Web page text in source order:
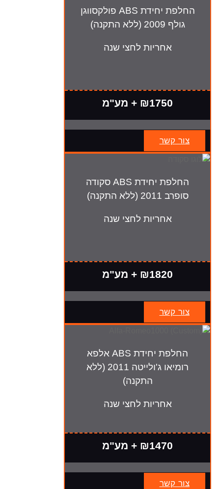
החלפת יחידת ABS פולקסווגן
גולף 2009 (ללא התקנה)
אחריות לחצי שנה
₪1750 + מע"מ
צור קשר
החלפת יחידת ABS סקודה
סופרב 2011 (ללא התקנה)
אחריות לחצי שנה
₪1820 + מע"מ
צור קשר
החלפת יחידת ABS אלפא
רומיאו ג'ולייטה 2011 (ללא
התקנה)
אחריות לחצי שנה
₪1470 + מע"מ
צור קשר